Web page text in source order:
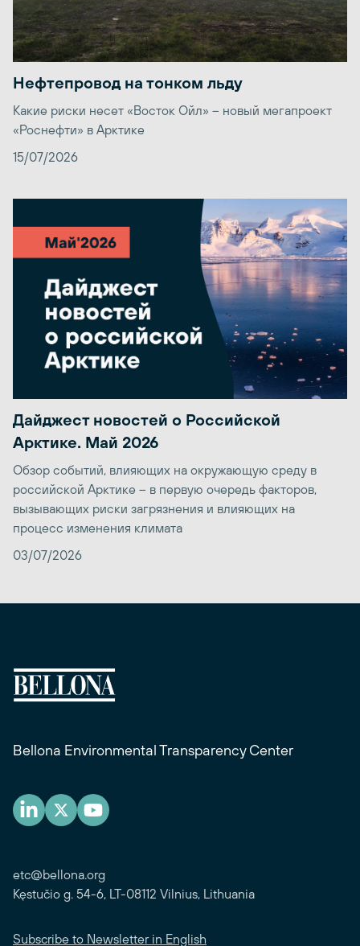
Нефтепровод на тонком льду
Какие риски несет «Восток Ойл» – новый мегапроект
«Роснефти» в Арктике
15/07/2026
Дайджест новостей о Российской
Арктике. Май 2026
Обзор событий, влияющих на окружающую среду в
российской Арктике – в первую очередь факторов,
вызывающих риски загрязнения и влияющих на
процесс изменения климата
03/07/2026
Bellona Environmental Transparency Center
etc@bellona.org
Kęstučio g. 54-6, LT-08112 Vilnius, Lithuania
Subscribe to Newsletter in English